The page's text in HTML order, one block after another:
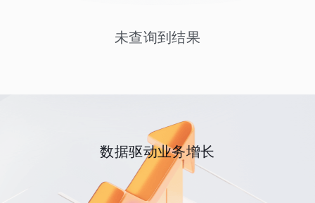
未查询到结果
数据驱动业务增长